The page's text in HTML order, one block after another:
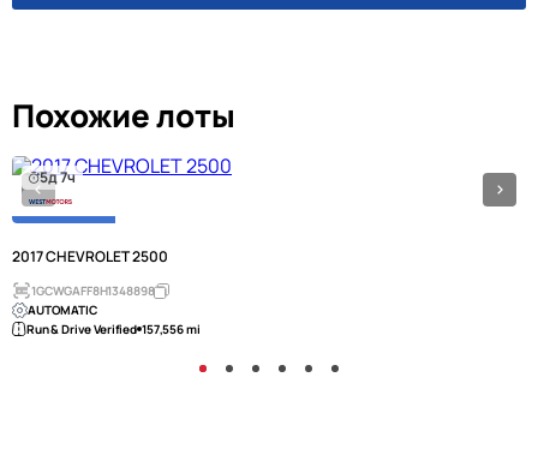
Похожие лоты
5д 7ч
2017 CHEVROLET 2500
1GCWGAFF8H1348898
AUTOMATIC
Run & Drive Verified 157,556 mi